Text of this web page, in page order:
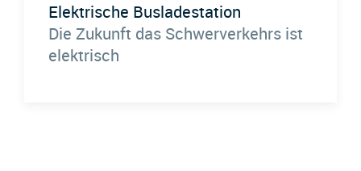
Elektrische Busladestation
Die Zukunft das Schwerverkehrs ist
elektrisch